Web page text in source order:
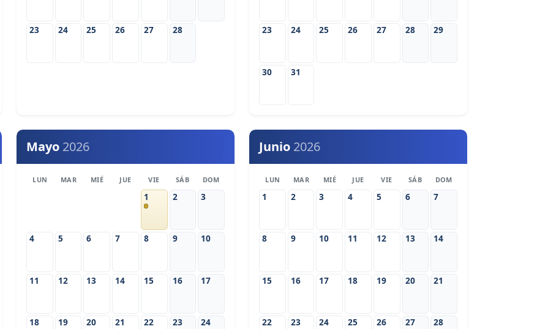
23 24 25 26 27 28 23 24 25 26 27 28 29
30 31
Mayo 2026
LUN MAR MIÉ JUE VIE SÁB DOM
1 2 3
4 5 6 7 8 9 10
11 12 13 14 15 16 17
18 19 20 21 22 23 24
Junio 2026
LUN MAR MIÉ JUE VIE SÁB DOM
1 2 3 4 5 6 7
8 9 10 11 12 13 14
15 16 17 18 19 20 21
22 23 24 25 26 27 28